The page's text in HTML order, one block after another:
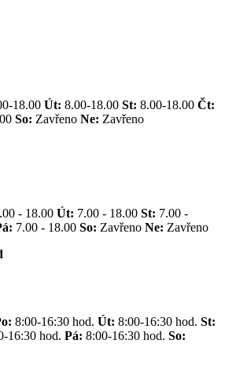
18.00 Út: 8.00-18.00 St: 8.00-18.00 Čt:
So: Zavřeno Ne: Zavřeno
- 18.00 Út: 7.00 - 18.00 St: 7.00 -
7.00 - 18.00 So: Zavřeno Ne: Zavřeno
8:00-16:30 hod. Út: 8:00-16:30 hod. St:
16:30 hod. Pá: 8:00-16:30 hod. So: